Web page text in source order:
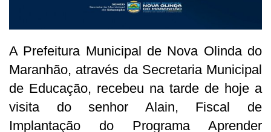
A Prefeitura Municipal de Nova Olinda do
Maranhão, através da Secretaria Municipal
de Educação, recebeu na tarde de hoje a
visita do senhor Alain, Fiscal de
Implantação do Programa Aprender